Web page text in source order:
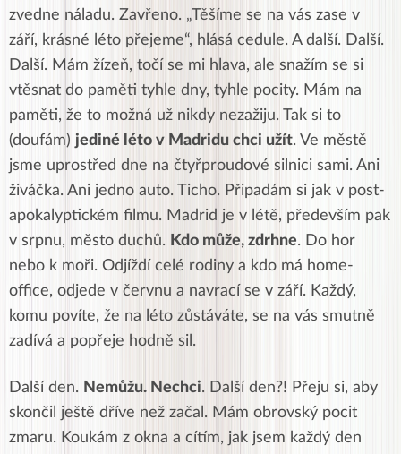
zvedne náladu. Zavřeno. „Těšíme se na vás zase v
září, krásné léto přejeme“, hlásá cedule. A další. Další.
Další. Mám žízeň, točí se mi hlava, ale snažím se si
vtěsnat do paměti tyhle dny, tyhle pocity. Mám na
paměti, že to možná už nikdy nezažiju. Tak si to
(doufám) jediné léto v Madridu chci užít. Ve městě
jsme uprostřed dne na čtyřproudové silnici sami. Ani
živáčka. Ani jedno auto. Ticho. Připadám si jak v post-
apokalyptickém filmu. Madrid je v létě, především pak
v srpnu, město duchů. Kdo může, zdrhne. Do hor
nebo k moři. Odjíždí celé rodiny a kdo má home-
office, odjede v červnu a navrací se v září. Každý,
komu povíte, že na léto zůstáváte, se na vás smutně
zadívá a popřeje hodně sil.
Další den. Nemůžu. Nechci. Další den?! Přeju si, aby
skončil ještě dříve než začal. Mám obrovský pocit
zmaru. Koukám z okna a cítím, jak jsem každý den